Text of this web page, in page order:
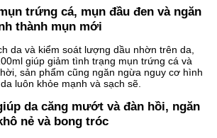
trứng cá, mụn đầu đen và ngăn
thành mụn mới
da và kiểm soát lượng dầu nhờn trên da,
giúp giảm tình trạng mụn trứng cá và
sản phẩm cũng ngăn ngừa nguy cơ hình
luôn khỏe mạnh và sạch sẽ.
da căng mướt và đàn hồi, ngăn
nẻ và bong tróc